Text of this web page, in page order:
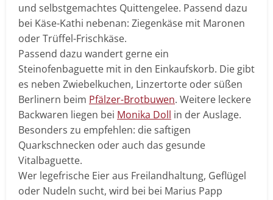
und selbstgemachtes Quittengelee. Passend dazu
bei Käse-Kathi nebenan: Ziegenkäse mit Maronen
oder Trüffel-Frischkäse.
Passend dazu wandert gerne ein
Steinofenbaguette mit in den Einkaufskorb. Die gibt
es neben Zwiebelkuchen, Linzertorte oder süßen
Berlinern beim Pfälzer-Brotbuwen. Weitere leckere
Backwaren liegen bei Monika Doll in der Auslage.
Besonders zu empfehlen: die saftigen
Quarkschnecken oder auch das gesunde
Vitalbaguette.
Wer legefrische Eier aus Freilandhaltung, Geflügel
oder Nudeln sucht, wird bei bei Marius Papp